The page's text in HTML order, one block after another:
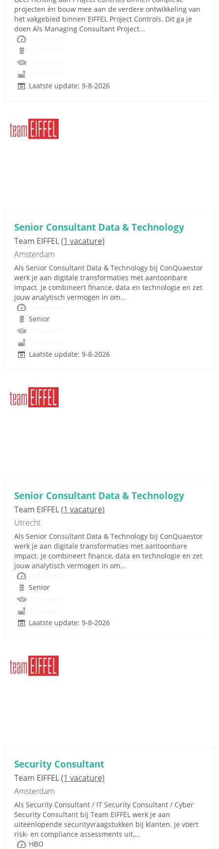
projecten én bouw mee aan de verdere ontwikkeling van
het vakgebied binnen EIFFEL Project Controls. Dit ga je
doen Als Managing Consultant Project...
Laatste update: 9-8-2026
Senior Consultant Data & Technology
Team EIFFEL(1 vacature)
Amsterdam
Als Senior Consultant Data & Technology bij ConQuaestor
werk je aan digitale transformaties met aantoonbare
impact. Je combineert finance, data en technologie en zet
jouw analytisch vermogen in om...
Senior
Laatste update: 9-8-2026
Senior Consultant Data & Technology
Team EIFFEL(1 vacature)
Utrecht
Als Senior Consultant Data & Technology bij ConQuaestor
werk je aan digitale transformaties met aantoonbare
impact. Je combineert finance, data en technologie en zet
jouw analytisch vermogen in om...
Senior
Laatste update: 9-8-2026
Security Consultant
Team EIFFEL(1 vacature)
Amsterdam
Als Security Consultant / IT Security Consultant / Cyber
Security Consultant bij Team EIFFEL werk je aan
uiteenlopende securityvraagstukken bij klanten. Je voert
risk- en compliance assessments uit,...
HBO